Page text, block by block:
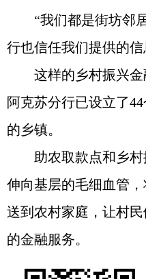
“我们都是街坊邻
行也信任我们提供的信
这样的乡村振兴
阿克苏分行已设立了
的乡镇。
助农取款点和乡
伸向基层的毛细血管
送到农村家庭，让村
的金融服务。